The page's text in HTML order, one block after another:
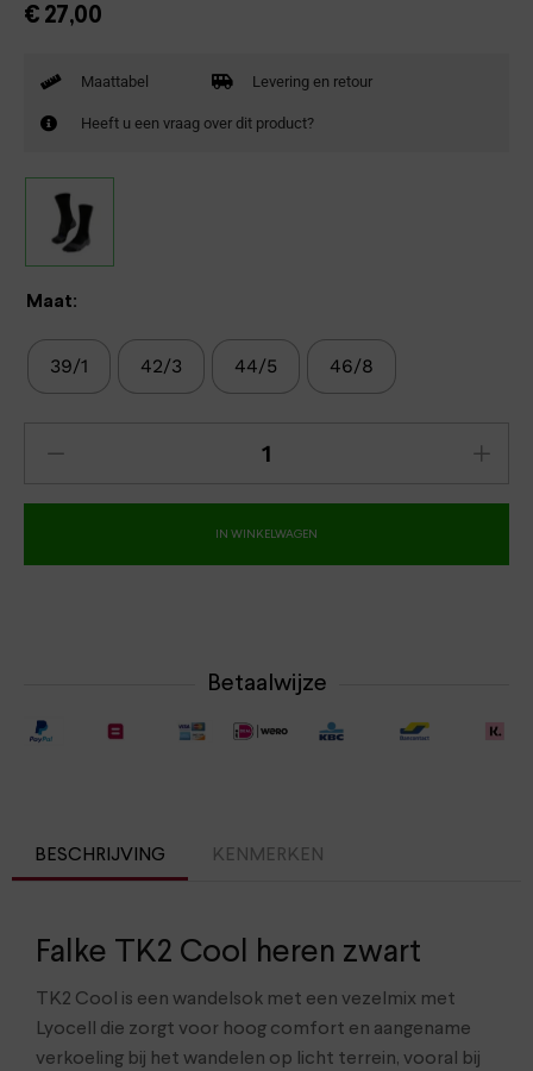
€ 27,00
Maattabel Levering en retour
Heeft u een vraag over dit product?
Maat:
39/1 42/3 44/5 46/8
IN WINKELWAGEN
Betaalwijze
BESCHRIJVING KENMERKEN
Falke TK2 Cool heren zwart
TK2 Cool is een wandelsok met een vezelmix met
Lyocell die zorgt voor hoog comfort en aangename
verkoeling bij het wandelen op licht terrein, vooral bij